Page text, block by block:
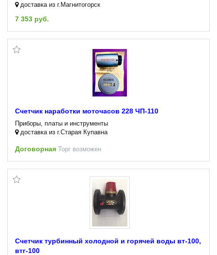
доставка из г.Магнитогорск
7 353 руб.
Счетчик наработки моточасов 228 ЧП-110
Приборы, платы и инструменты
доставка из г.Старая Купавна
Договорная Торг возможен
Счетчик турбинный холодной и горячей воды вт-100,
втг-100